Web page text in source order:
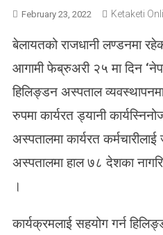
February 23, 2022 Ketaketi
बेलायतको राजधानी लण्डनमा
आगामी फेब्रुअरी २५ मा दिन
हिलिङ्डन अस्पताल
रुपमा कार्यरत ड्यानी
अस्पतालमा कार्यरत
अस्पतालमा हाल ७८ देशका
।
कार्यक्रमलाई सहयोग गर्न